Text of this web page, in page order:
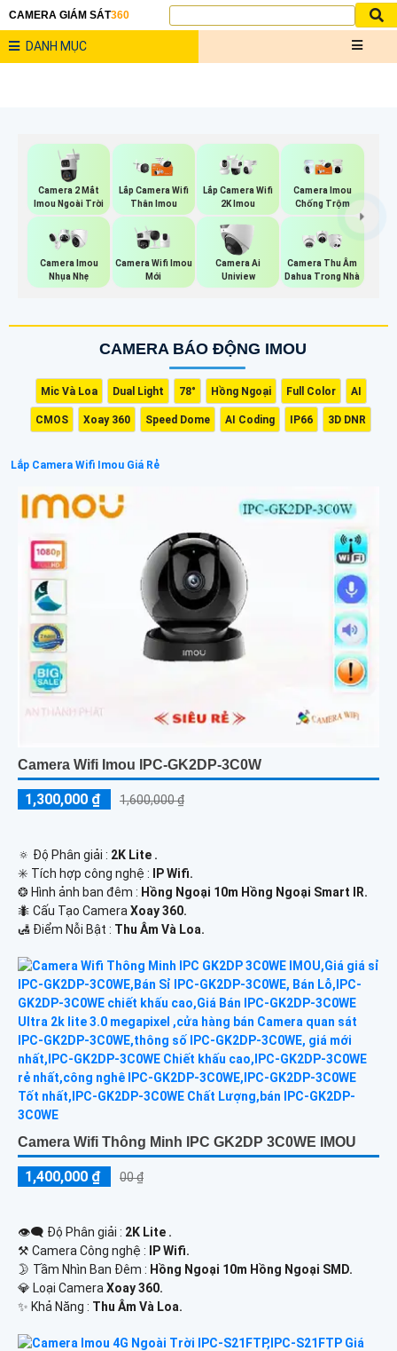
CAMERA GIÁM SÁT360
DANH MỤC
Camera 2 Mắt
Imou Ngoài Trời
Lắp Camera Wifi
Thân Imou
Lắp Camera Wifi
2K Imou
Camera Imou
Chống Trộm
Camera Imou
Nhụa Nhẹ
Camera Wifi Imou
Mới
Camera Ai
Uniview
Camera Thu Âm
Dahua Trong Nhà
CAMERA BÁO ĐỘNG IMOU
Mic Và Loa Dual Light 78° Hồng Ngoại Full Color AI
CMOS Xoay 360 Speed Dome AI Coding IP66 3D DNR
Lắp Camera Wifi Imou Giá Rẻ
Camera Wifi Imou IPC-GK2DP-3C0W
1,300,000 ₫ 1,600,000 ₫
🔅 Độ Phân giải : 2K Lite .
✳️ Tích hợp công nghệ :
IP Wifi.
❂ Hình ảnh ban đêm : Hồng Ngoại 10m Hồng Ngoại Smart IR.
🐜 Cấu Tạo CameraXoay 360.
️🛃 Điểm Nỗi Bật : Thu Âm Và Loa.
Camera Wifi Thông Minh IPC GK2DP 3C0WE IMOU
1,400,000 ₫ 00 ₫
👁️‍🗨 Độ Phân giải : 2K Lite .
⚒ Camera Công nghệ :
IP Wifi.
🌛 Tầm Nhìn Ban Đêm : Hồng Ngoại 10m Hồng Ngoại SMD.
💎 Loại CameraXoay 360.
️✨ Khả Năng : Thu Âm Và Loa.